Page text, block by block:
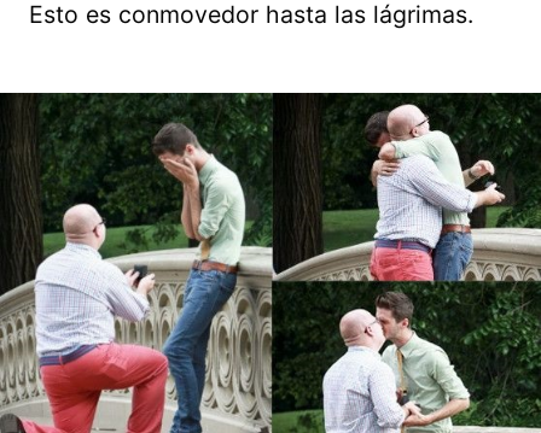
Esto es conmovedor hasta las lágrimas.